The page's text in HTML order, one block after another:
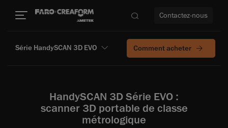
Contactez-nous
Série HandySCAN 3D EVO Comment acheter
HandySCAN 3D Série EVO :
scanner 3D portable de classe
métrologique